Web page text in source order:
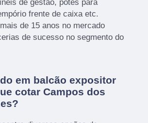
de gestão, potes para
frente de caixa etc.
de 15 anos no mercado
de sucesso no segmento do
em balcão expositor
cotar Campos dos